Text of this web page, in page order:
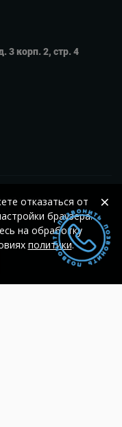
3 корп. 2, стр. 4
ИНН
отказаться от
браузера.
на обработку
политики.
×